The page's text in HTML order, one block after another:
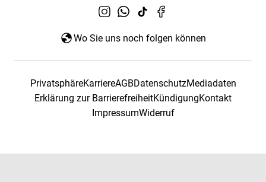
Wo Sie uns noch folgen können
PrivatsphäreKarriereAGBDatenschutzMediadaten
Erklärung zur BarrierefreiheitKündigungKontakt
ImpressumWiderruf